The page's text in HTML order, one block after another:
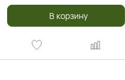
В корзину